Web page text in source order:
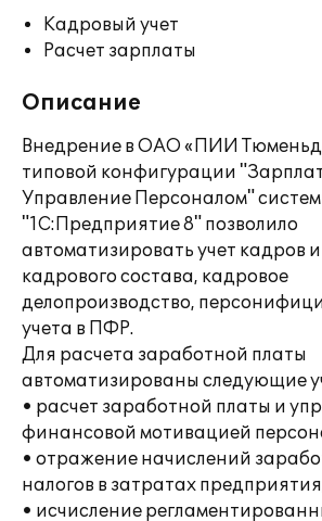
Кадровый учет
Расчет зарплаты
Описание
Внедрение в ОАО «ПИИ
типовой конфигурации
Управление Персоналом"
"1С:Предприятие 8" позволило
автоматизировать учет кадров
кадрового состава, кадровое
делопроизводство,
учета в ПФР.
Для расчета заработной платы
автоматизированы следующие
• расчет заработной платы и
финансовой мотивацией
• отражение начислений
налогов в затратах
• исчисление